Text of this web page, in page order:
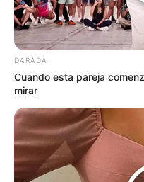
DARADA
Cuando esta pareja
mirar